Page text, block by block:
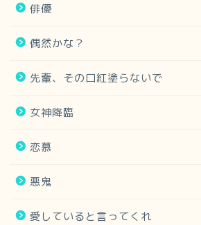
俳優
偶然かな？
先輩、その口紅塗らないで
女神降臨
恋慕
悪鬼
愛していると言ってくれ